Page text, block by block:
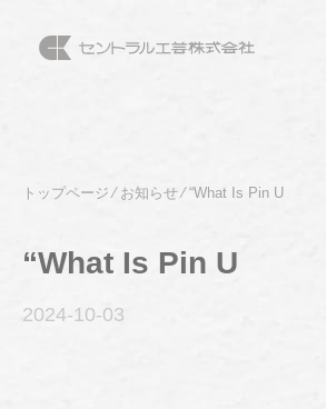
トップページ⁄ お知らせ⁄“What Is Pin U
“What Is Pin U
2024-10-03